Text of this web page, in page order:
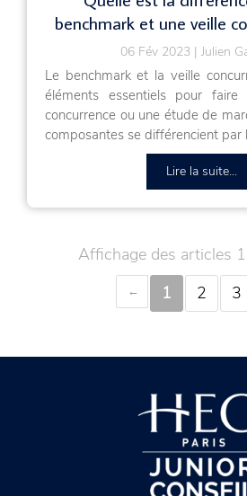
benchmark et une veille
06 Fév 2023 Julien
Le benchmark et la veille
éléments essentiels pour
concurrence ou une étude de
composantes se différencient par
Lire la suite...
Affichage des articles
1
2 3